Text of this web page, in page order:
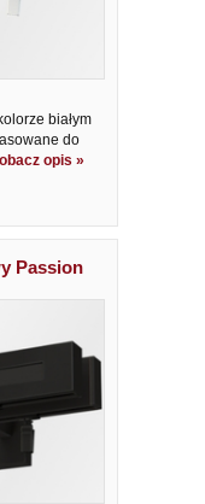
białym
do
opis »
Passion